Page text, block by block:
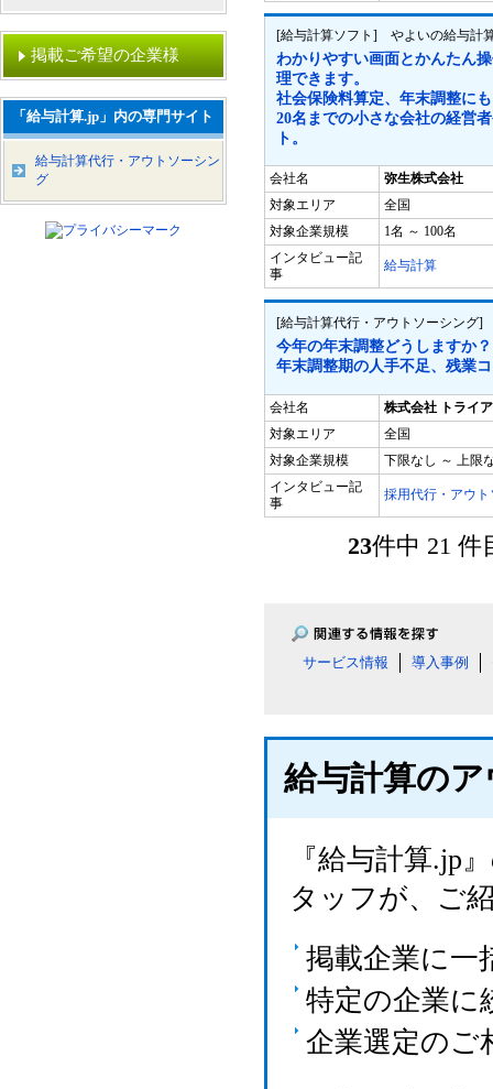
[給与計算ソフト] やよいの給与計
わかりやすい画面とかんたん
理できます。
社会保険料算定、年末調整に
20名までの小さな会社の経営
ト。
会社名
弥生株式会社
対象エリア
全国
対象企業規模
1名 ～ 100名
インタビュー記
事
給与計算
[給与計算代行・アウトソーシング
今年の年末調整どうしますか？
年末調整期の人手不足、残業
会社名
株式会社 トライ
対象エリア
全国
対象企業規模
下限なし ～ 上限
インタビュー記
事
採用代行・アウ
23件中 21
サービス情報 導入事例
給与計算の
『給与計算.jp
タッフが、ご
掲載企業に一
特定の企業に
企業選定のご
掲載ご希望の企業様
「給与計算.jp」内の専門サイト
給与計算代行・アウトソーシン
グ